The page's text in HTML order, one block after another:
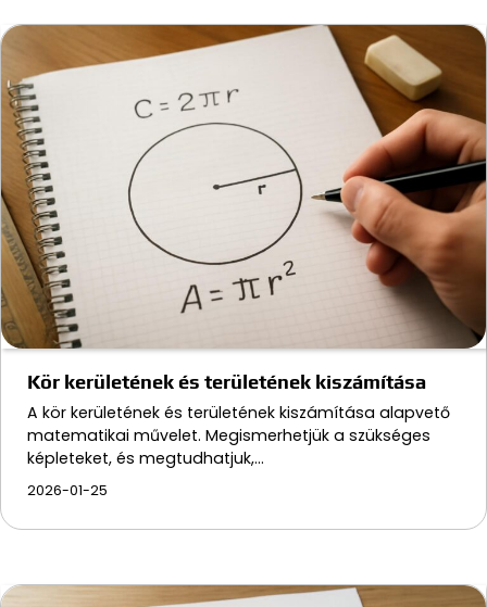
Kör kerületének és területének kiszámítása
A kör kerületének és területének kiszámítása alapvető
matematikai művelet. Megismerhetjük a szükséges
képleteket, és megtudhatjuk,…
2026-01-25